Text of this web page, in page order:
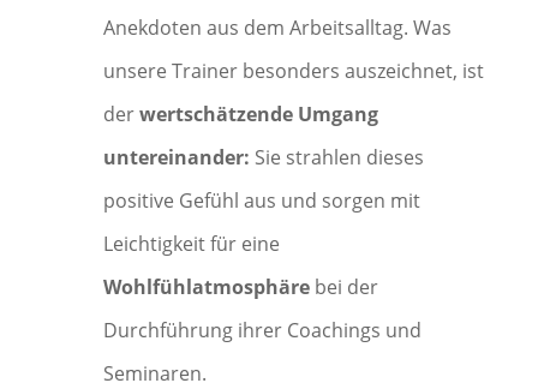
Anekdoten aus dem Arbeitsalltag. Was
unsere Trainer besonders auszeichnet, ist
derwertschätzende Umgang
untereinander: Sie strahlen dieses
positive Gefühl aus und sorgen mit
Leichtigkeit für eine
Wohlfühlatmosphärebei der
Durchführung ihrer Coachings und
Seminaren.